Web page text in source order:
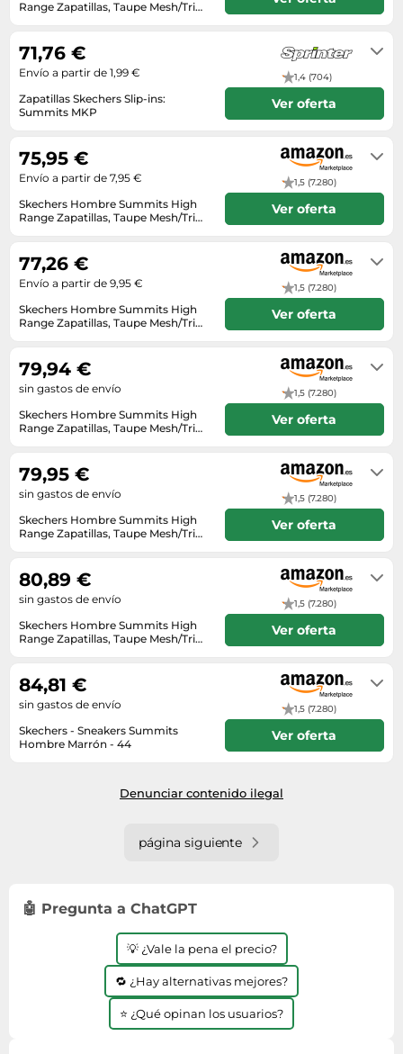
Tiendas de campaña
Zapatillas de tenis
Zapatillas deportivas
Perfumes unisex
Placer y anticoncepción
Productos de higiene corporal
Protectores solares
Tensiómetros
Tratamientos faciales
Microondas
Monitores y pantallas ordenador
Máquinas de afeitar
Ordenadores portátiles
Placas de cocina
Radios
Secadoras
Sonido y alta fidelidad
TV, vídeo y DVD
Telecomunicaciones
Televisores
Playmobil
Relojes
Relojes de pulsera
Sneakers
Tejer y crochet
Zapatillas de baloncesto
Zapatos
Zapatos de invierno
Range Zapatillas, Taupe Mesh/Trim,
Zapatillas Skechers Slip-ins:
Summits MKP
1,4 (704)
71,76 €
Envío a partir de 1,99 €
Ver oferta
Skechers Hombre Summits High
Range Zapatillas, Taupe Mesh/Trim,
1,5 (7.280)
75,95 €
Envío a partir de 7,95 €
Ver oferta
Skechers Hombre Summits High
Range Zapatillas, Taupe Mesh/Trim,
1,5 (7.280)
77,26 €
Envío a partir de 9,95 €
Ver oferta
Skechers Hombre Summits High
Range Zapatillas, Taupe Mesh/Trim,
1,5 (7.280)
79,94 €
sin gastos de envío
Ver oferta
Skechers Hombre Summits High
Range Zapatillas, Taupe Mesh/Trim,
1,5 (7.280)
79,95 €
sin gastos de envío
Ver oferta
Skechers Hombre Summits High
Range Zapatillas, Taupe Mesh/Trim,
1,5 (7.280)
80,89 €
sin gastos de envío
Ver oferta
Skechers - Sneakers Summits
Hombre Marrón - 44
1,5 (7.280)
84,81 €
sin gastos de envío
Ver oferta
página siguiente
Denunciar contenido ilegal
🤖 Pregunta a ChatGPT
💡 ¿Vale la pena el precio?
🔁 ¿Hay alternativas mejores?
⭐ ¿Qué opinan los usuarios?